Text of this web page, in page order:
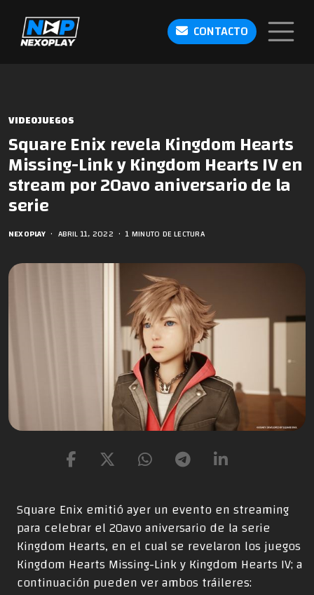
CONTACTO
VIDEOJUEGOS
Square Enix revela Kingdom Hearts
Missing-Link y Kingdom Hearts IV en
stream por 20avo aniversario de la
serie
NEXOPLAY • ABRIL 11, 2022 • 1 MINUTO DE LECTURA
Square Enix emitió ayer un evento en streaming
para celebrar el 20avo aniversario de la serie
Kingdom Hearts, en el cual se revelaron los juegos
Kingdom Hearts Missing-Link y Kingdom Hearts IV; a
continuación pueden ver ambos tráileres: